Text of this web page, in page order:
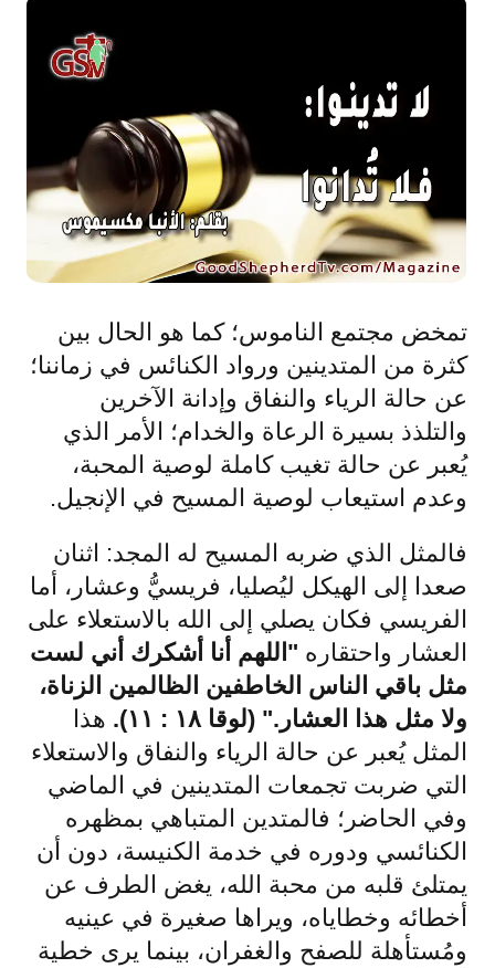
تمخض مجتمع الناموس؛ كما هو الحال بين
كثرة من المتدينين ورواد الكنائس في زماننا؛
عن حالة الرياء والنفاق وإدانة الآخرين
والتلذذ بسيرة الرعاة والخدام؛ الأمر الذي
يُعبر عن حالة تغيب كاملة لوصية المحبة،
وعدم استيعاب لوصية المسيح في الإنجيل.
فالمثل الذي ضربه المسيح له المجد: اثنان
صعدا إلى الهيكل ليُصليا، فريسيُّ وعشار، أما
الفريسي فكان يصلي إلى الله بالاستعلاء على
العشار واحتقاره "اللهم أنا أشكرك أني لست
مثل باقي الناس الخاطفين الظالمين الزناة،
ولا مثل هذا العشار." (لوقا ١٨ : ١١).
هذا
المثل يُعبر عن حالة الرياء والنفاق والاستعلاء
التي ضربت تجمعات المتدينين في الماضي
وفي الحاضر؛ فالمتدين المتباهي بمظهره
الكنائسي ودوره في خدمة الكنيسة، دون أن
يمتلئ قلبه من محبة الله، يغض الطرف عن
أخطائه وخطاياه، ويراها صغيرة في عينيه
ومُستأهلة للصفح والغفران، بينما يرى خطية